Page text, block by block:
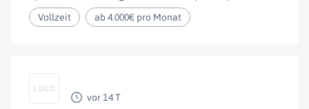
Vollzeit ab 4.000€ pro Monat
vor 14 T